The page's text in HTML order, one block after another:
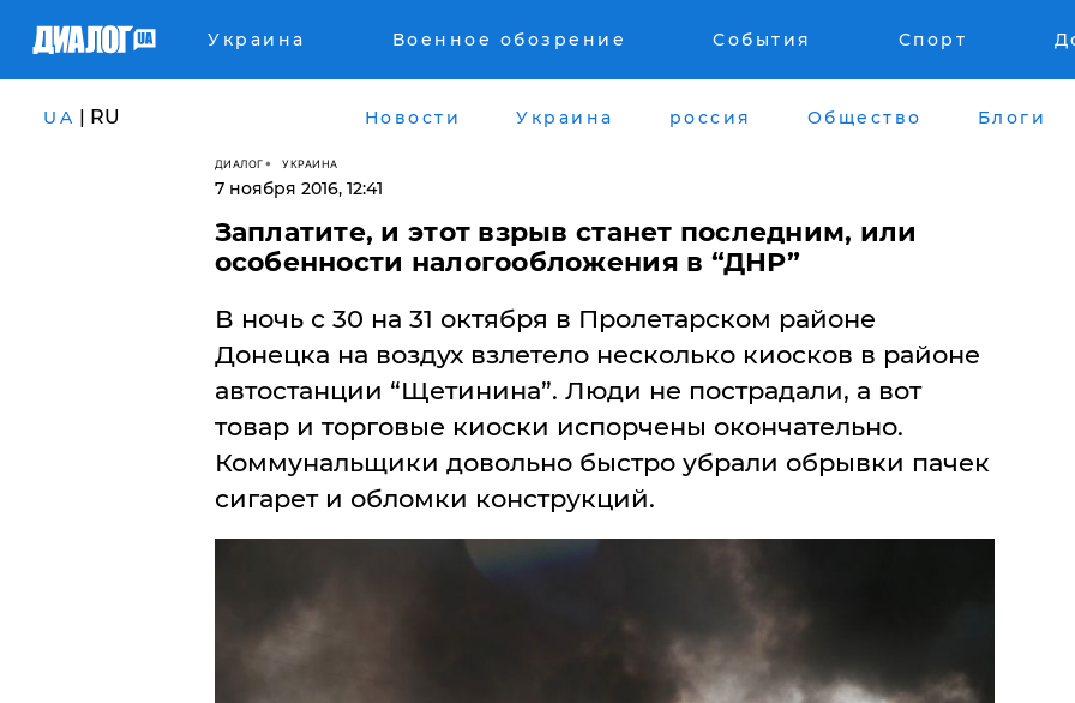
Украина Военное обозрение События Спорт
UA | RU Новости Украина россия Общество Блоги
ДИАЛОГ УКРАИНА
7 ноября 2016, 12:41
​Заплатите, и этот взрыв станет последним, или
особенности налогообложения в “ДНР”
В ночь с 30 на 31 октября в Пролетарском районе
Донецка на воздух взлетело несколько киосков в районе
автостанции “Щетинина”. Люди не пострадали, а вот
товар и торговые киоски испорчены окончательно.
Коммунальщики довольно быстро убрали обрывки пачек
сигарет и обломки конструкций.